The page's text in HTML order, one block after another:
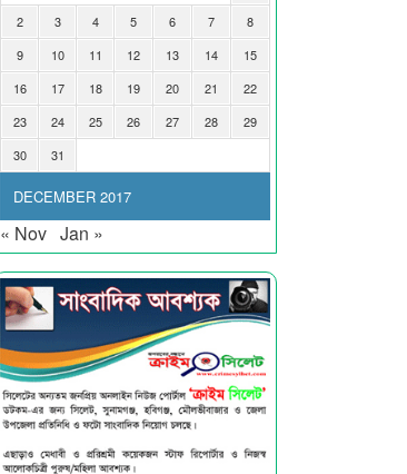
DECEMBER 2017
2
3 4 5 6 7
8
9
10 11 12 13 14
15
16
17 18 19 20 21
22
23
24 25 26 27 28
29
30
31
« Nov Jan »